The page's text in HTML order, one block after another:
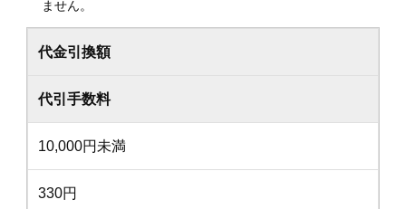
ません。
代金引換額
代引手数料
10,000円未満
330円